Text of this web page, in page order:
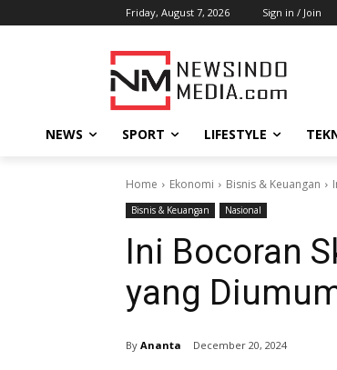
Friday, August 7, 2026 Sign in / Join
NEWS SPORT LIFESTYLE
Home Ekonomi Bisnis & Keuangan
Bisnis & Keuangan Nasional
Ini Bocoran
yang
By Ananta December 20, 2024